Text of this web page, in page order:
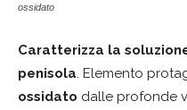
ossidato
Caratterizza la
penisola. Elemento
ossidato dalle profonde